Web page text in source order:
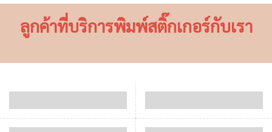
ลูกค้าที่บริการพิมพ์สติ๊กเกอร์กับเรา